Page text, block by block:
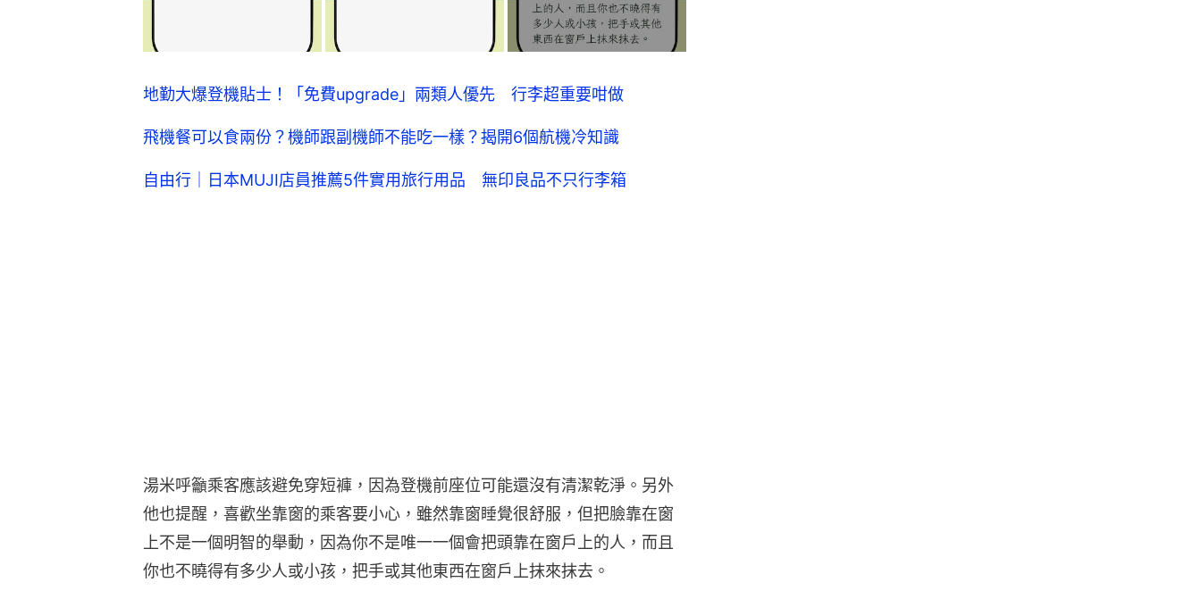
地勤大爆登機貼士！「免費upgrade」兩類人優先 行李超重要咁做
飛機餐可以食兩份？機師跟副機師不能吃一樣？揭開6個航機冷知識
自由行｜日本MUJI店員推薦5件實用旅行用品 無印良品不只行李箱
湯米呼籲乘客應該避免穿短褲，因為登機前座位可能還沒有清潔乾淨。另外
他也提醒，喜歡坐靠窗的乘客要小心，雖然靠窗睡覺很舒服，但把臉靠在窗
上不是一個明智的舉動，因為你不是唯一一個會把頭靠在窗戶上的人，而且
你也不曉得有多少人或小孩，把手或其他東西在窗戶上抹來抹去。